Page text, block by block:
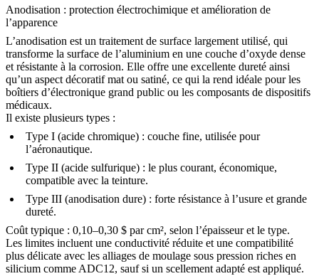
Anodisation : protection électrochimique et amélioration de
l’apparence
L’anodisation est un traitement de surface largement utilisé, qui
transforme la surface de l’aluminium en une couche d’oxyde dense
et résistante à la corrosion. Elle offre une excellente dureté ainsi
qu’un aspect décoratif mat ou satiné, ce qui la rend idéale pour les
boîtiers d’électronique grand public ou les composants de dispositifs
médicaux.
Il existe plusieurs types :
Type I (acide chromique) : couche fine, utilisée pour
l’aéronautique.
Type II (acide sulfurique) : le plus courant, économique,
compatible avec la teinture.
Type III (anodisation dure) : forte résistance à l’usure et grande
dureté.
Coût typique : 0,10–0,30 $ par cm², selon l’épaisseur et le type.
Les limites incluent une conductivité réduite et une compatibilité
plus délicate avec les alliages de moulage sous pression riches en
silicium comme ADC12, sauf si un scellement adapté est appliqué.